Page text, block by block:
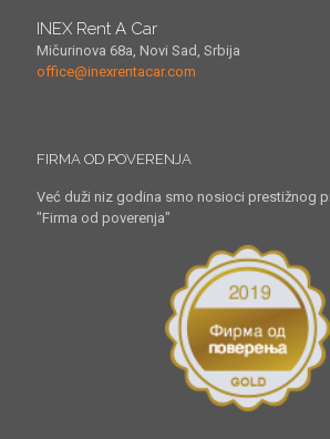
INEX Rent A Car
Mičurinova 68a, Novi Sad, Srbija
office@inexrentacar.com
FIRMA OD POVERENJA
Već duži niz godina smo nosioci prestižnog
"Firma od poverenja"